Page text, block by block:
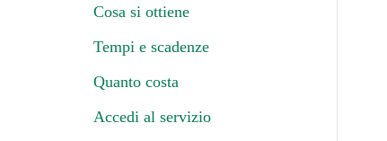
Cosa si ottiene
Tempi e scadenze
Quanto costa
Accedi al servizio